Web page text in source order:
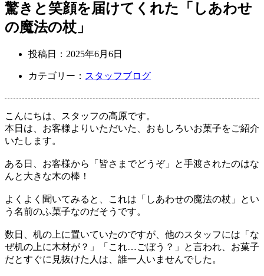
驚きと笑顔を届けてくれた「しあわせ
の魔法の杖」
投稿日： 2025年6月6日
カテゴリー： スタッフブログ
こんにちは、スタッフの高原です。
本日は、お客様よりいただいた、おもしろいお菓子をご紹介
いたします。
ある日、お客様から「皆さまでどうぞ」と手渡されたのはな
んと大きな木の棒！
よくよく聞いてみると、これは「しあわせの魔法の杖」とい
う名前のふ菓子なのだそうです。
数日、机の上に置いていたのですが、他のスタッフには「な
ぜ机の上に木材が？」「これ…ごぼう？」と言われ、お菓子
だとすぐに見抜けた人は、誰一人いませんでした。